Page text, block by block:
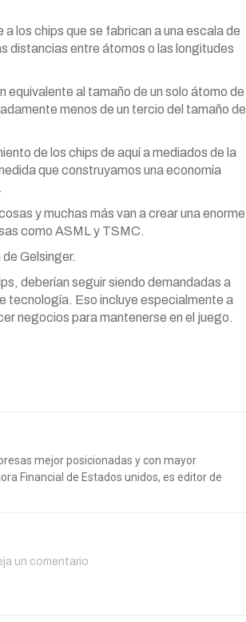
a los chips que se fabrican a una escala de
distancias entre átomos o las longitudes
equivalente al tamaño de un solo átomo de
menos de un tercio del tamaño de
de los chips de aquí a mediados de la
que construyamos una economía
y muchas más van a crear una enorme
como ASML y TSMC.
Gelsinger.
deberían seguir siendo demandadas a
tecnología. Eso incluye especialmente a
negocios para mantenerse en el juego.
mejor posicionadas y con mayor
Financial de Estados unidos, es editor de
un comentario